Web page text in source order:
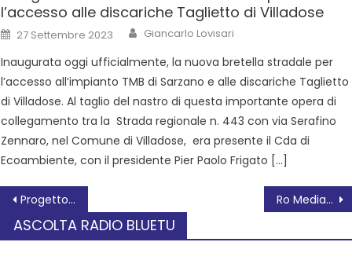
l’accesso alle discariche Taglietto di Villadose
27 Settembre 2023 Giancarlo Lovisari
Inaugurata oggi ufficialmente, la nuova bretella stradale per
l’accesso all’impianto TMB di Sarzano e alle discariche Taglietto
di Villadose. Al taglio del nastro di questa importante opera di
collegamento tra la Strada regionale n. 443 con via Serafino
Zennaro, nel Comune di Villadose, era presente il Cda di
Ecoambiente, con il presidente Pier Paolo Frigato […]
Progetto Ro-Media ART Ro Media Art a Lendinara
ASCOLTA RADIO BLUETU